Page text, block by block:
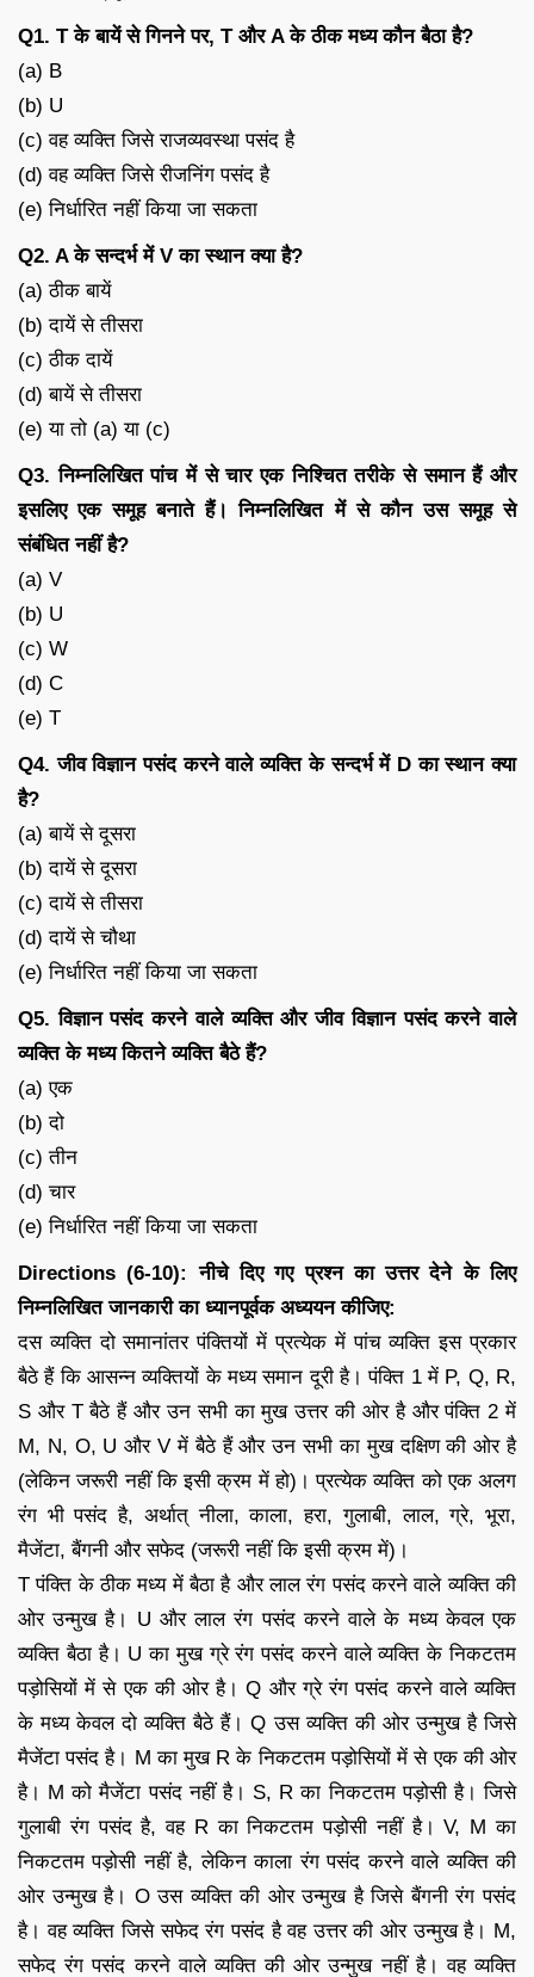
Q1. T के बायें से गिनने पर, T और A के ठीक मध्य कौन बैठा है?
(a) B
(b) U
(c) वह व्यक्ति जिसे राजव्यवस्था पसंद है
(d) वह व्यक्ति जिसे रीजनिंग पसंद है
(e) निर्धारित नहीं किया जा सकता
Q2. A के सन्दर्भ में V का स्थान क्या है?
(a) ठीक बायें
(b) दायें से तीसरा
(c) ठीक दायें
(d) बायें से तीसरा
(e) या तो (a) या (c)
Q3. निम्नलिखित पांच में से चार एक निश्चित तरीके से समान हैं और
इसलिए एक समूह बनाते हैं। निम्नलिखित में से कौन उस समूह से
संबंधित नहीं है?
(a) V
(b) U
(c) W
(d) C
(e) T
Q4. जीव विज्ञान पसंद करने वाले व्यक्ति के सन्दर्भ में D का स्थान क्या
है?
(a) बायें से दूसरा
(b) दायें से दूसरा
(c) दायें से तीसरा
(d) दायें से चौथा
(e) निर्धारित नहीं किया जा सकता
Q5. विज्ञान पसंद करने वाले व्यक्ति और जीव विज्ञान पसंद करने वाले
व्यक्ति के मध्य कितने व्यक्ति बैठे हैं?
(a) एक
(b) दो
(c) तीन
(d) चार
(e) निर्धारित नहीं किया जा सकता
Directions (6-10): नीचे दिए गए प्रश्न का उत्तर देने के लिए
निम्नलिखित जानकारी का ध्यानपूर्वक अध्ययन कीजिए:
दस व्यक्ति दो समानांतर पंक्तियों में प्रत्येक में पांच व्यक्ति इस प्रकार
बैठे हैं कि आसन्न व्यक्तियों के मध्य समान दूरी है। पंक्ति 1 में P, Q, R,
S और T बैठे हैं और उन सभी का मुख उत्तर की ओर है और पंक्ति 2 में
M, N, O, U और V में बैठे हैं और उन सभी का मुख दक्षिण की ओर है
(लेकिन जरूरी नहीं कि इसी क्रम में हो)। प्रत्येक व्यक्ति को एक अलग
रंग भी पसंद है, अर्थात् नीला, काला, हरा, गुलाबी, लाल, ग्रे, भूरा,
मैजेंटा, बैंगनी और सफेद (जरूरी नहीं कि इसी क्रम में)।
T पंक्ति के ठीक मध्य में बैठा है और लाल रंग पसंद करने वाले व्यक्ति की
ओर उन्मुख है। U और लाल रंग पसंद करने वाले के मध्य केवल एक
व्यक्ति बैठा है। U का मुख ग्रे रंग पसंद करने वाले व्यक्ति के निकटतम
पड़ोसियों में से एक की ओर है। Q और ग्रे रंग पसंद करने वाले व्यक्ति
के मध्य केवल दो व्यक्ति बैठे हैं। Q उस व्यक्ति की ओर उन्मुख है जिसे
मैजेंटा पसंद है। M का मुख R के निकटतम पड़ोसियों में से एक की ओर
है। M को मैजेंटा पसंद नहीं है। S, R का निकटतम पड़ोसी है। जिसे
गुलाबी रंग पसंद है, वह R का निकटतम पड़ोसी नहीं है। V, M का
निकटतम पड़ोसी नहीं है, लेकिन काला रंग पसंद करने वाले व्यक्ति की
ओर उन्मुख है। O उस व्यक्ति की ओर उन्मुख है जिसे बैंगनी रंग पसंद
है। वह व्यक्ति जिसे सफेद रंग पसंद है वह उत्तर की ओर उन्मुख है। M,
सफेद रंग पसंद करने वाले व्यक्ति की ओर उन्मुख नहीं है। वह व्यक्ति